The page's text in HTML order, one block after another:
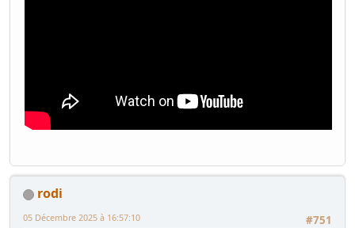
rodi
#751
05 Décembre 2025 à 16:57:10